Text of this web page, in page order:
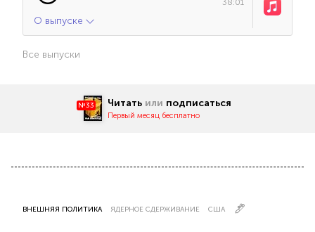
О выпуске
Все выпуски
№33 Читать или подписаться
Первый месяц бесплатно
ВНЕШНЯЯ ПОЛИТИКА ЯДЕРНОЕ СДЕРЖИВАНИЕ США